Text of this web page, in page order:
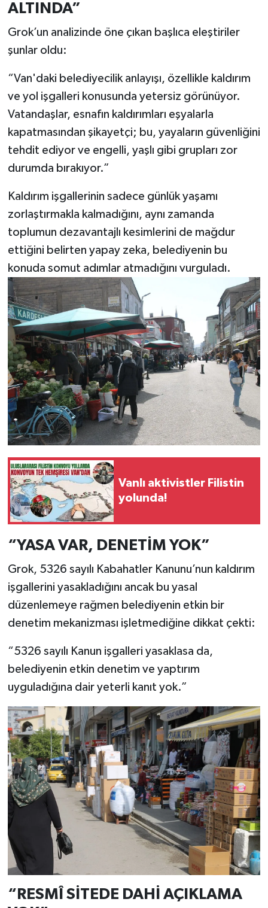
ALTINDA”
Grok’un analizinde öne çıkan başlıca eleştiriler
şunlar oldu:
“Van'daki belediyecilik anlayışı, özellikle kaldırım
ve yol işgalleri konusunda yetersiz görünüyor.
Vatandaşlar, esnafın kaldırımları eşyalarla
kapatmasından şikayetçi; bu, yayaların güvenliğini
tehdit ediyor ve engelli, yaşlı gibi grupları zor
durumda bırakıyor.”
Kaldırım işgallerinin sadece günlük yaşamı
zorlaştırmakla kalmadığını, aynı zamanda
toplumun dezavantajlı kesimlerini de mağdur
ettiğini belirten yapay zeka, belediyenin bu
konuda somut adımlar atmadığını vurguladı.
Vanlı aktivistler Filistin
yolunda!
“YASA VAR, DENETİM YOK”
Grok, 5326 sayılı Kabahatler Kanunu’nun kaldırım
işgallerini yasakladığını ancak bu yasal
düzenlemeye rağmen belediyenin etkin bir
denetim mekanizması işletmediğine dikkat çekti:
“5326 sayılı Kanun işgalleri yasaklasa da,
belediyenin etkin denetim ve yaptırım
uyguladığına dair yeterli kanıt yok.”
“RESMÎ SİTEDE DAHİ AÇIKLAMA